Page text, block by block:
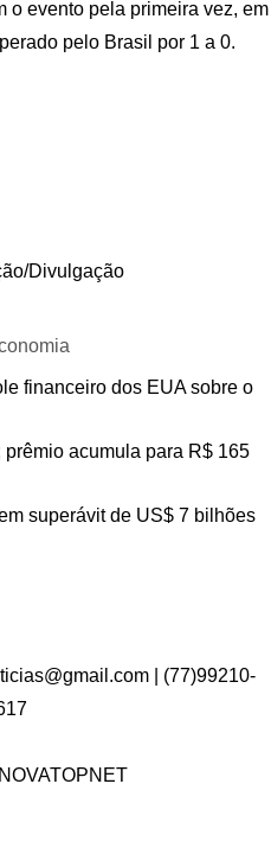
o evento pela primeira vez, em
pelo Brasil por 1 a 0.
Divulgação
| (77)99210-